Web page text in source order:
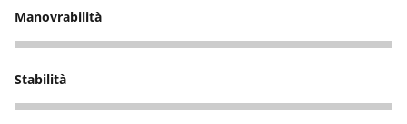
Manovrabilità
4
Stabilità
3